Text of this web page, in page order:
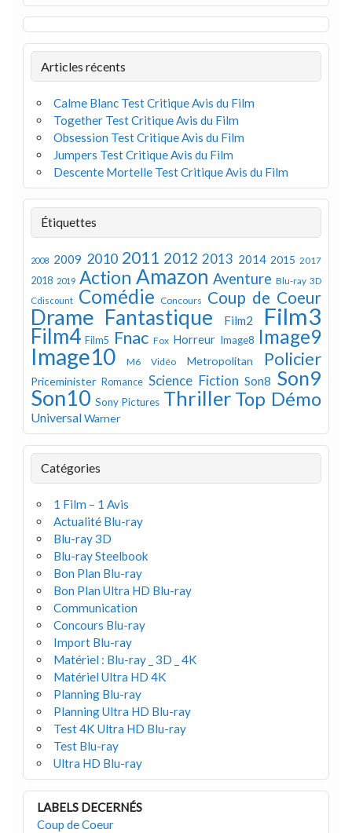
Articles récents
Calme Blanc Test Critique Avis du Film
Together Test Critique Avis du Film
Obsession Test Critique Avis du Film
Jumpers Test Critique Avis du Film
Descente Mortelle Test Critique Avis du Film
Étiquettes
2008 2009 2010 2011 2012 2013 2014 2015 2017
2018 2019 Action Amazon Aventure Blu-ray 3D
Cdiscount Comédie Concours Coup de Coeur
Drame Fantastique Film2 Film3
Film4 Film5 Fnac Fox Horreur Image8 Image9
Image10 M6 Vidéo Metropolitan Policier
Priceminister Romance Science Fiction Son8 Son9
Son10 Sony Pictures Thriller Top Démo
UniversalWarner
Catégories
1 Film – 1 Avis
Actualité Blu-ray
Blu-ray 3D
Blu-ray Steelbook
Bon Plan Blu-ray
Bon Plan Ultra HD Blu-ray
Communication
Concours Blu-ray
Import Blu-ray
Matériel : Blu-ray _ 3D _ 4K
Matériel Ultra HD 4K
Planning Blu-ray
Planning Ultra HD Blu-ray
Test 4K Ultra HD Blu-ray
Test Blu-ray
Ultra HD Blu-ray
LABELS DECERNÉS
Coup de Coeur